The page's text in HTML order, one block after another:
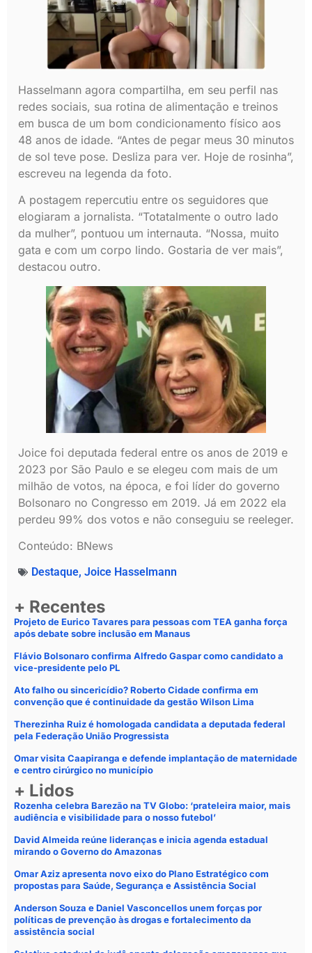
Hasselmann agora compartilha, em seu perfil nas
redes sociais, sua rotina de alimentação e treinos
em busca de um bom condicionamento físico aos
48 anos de idade. “Antes de pegar meus 30 minutos
de sol teve pose. Desliza para ver. Hoje de rosinha”,
escreveu na legenda da foto.
A postagem repercutiu entre os seguidores que
elogiaram a jornalista. “Totatalmente o outro lado
da mulher”, pontuou um internauta. “Nossa, muito
gata e com um corpo lindo. Gostaria de ver mais”,
destacou outro.
Joice foi deputada federal entre os anos de 2019 e
2023 por São Paulo e se elegeu com mais de um
milhão de votos, na época, e foi líder do governo
Bolsonaro no Congresso em 2019. Já em 2022 ela
perdeu 99% dos votos e não conseguiu se reeleger.
Conteúdo: BNews
Destaque, Joice Hasselmann
+ Recentes
Projeto de Eurico Tavares para pessoas com TEA ganha força
após debate sobre inclusão em Manaus
Flávio Bolsonaro confirma Alfredo Gaspar como candidato a
vice-presidente pelo PL
Ato falho ou sincericídio? Roberto Cidade confirma em
convenção que é continuidade da gestão Wilson Lima
Therezinha Ruiz é homologada candidata a deputada federal
pela Federação União Progressista
Omar visita Caapiranga e defende implantação de maternidade
e centro cirúrgico no município
+ Lidos
Rozenha celebra Barezão na TV Globo: ‘prateleira maior, mais
audiência e visibilidade para o nosso futebol’
David Almeida reúne lideranças e inicia agenda estadual
mirando o Governo do Amazonas
Omar Aziz apresenta novo eixo do Plano Estratégico com
propostas para Saúde, Segurança e Assistência Social
Anderson Souza e Daniel Vasconcellos unem forças por
políticas de prevenção às drogas e fortalecimento da
assistência social